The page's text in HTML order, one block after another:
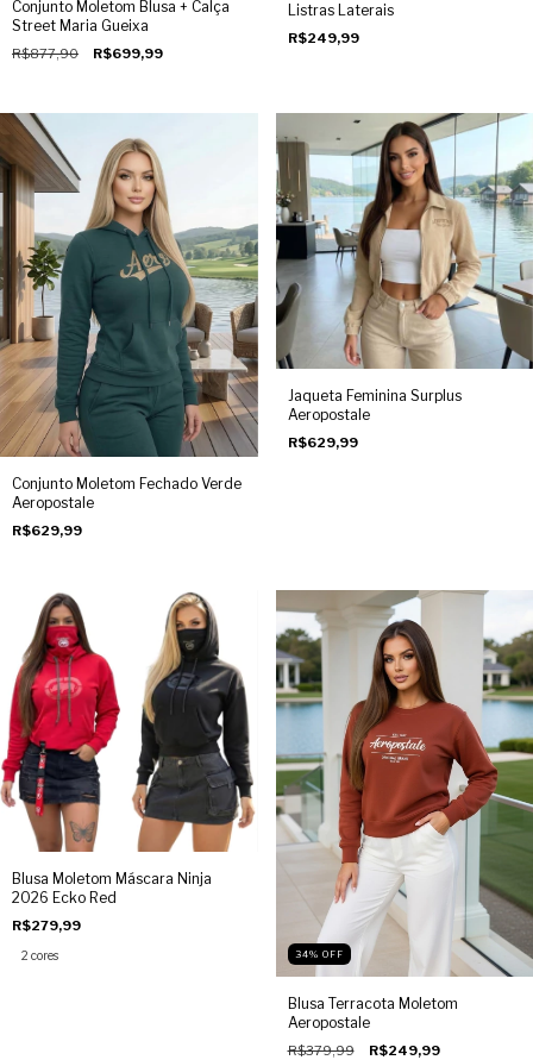
Conjunto Moletom Blusa + Calça
Street Maria Gueixa
R$877,90 R$699,99
Listras Laterais
R$249,99
Conjunto Moletom Fechado Verde
Aeropostale
R$629,99
Jaqueta Feminina Surplus
Aeropostale
R$629,99
Blusa Moletom Máscara Ninja
2026 Ecko Red
R$279,99
2 cores 34% OFF
Blusa Terracota Moletom
Aeropostale
R$379,99 R$249,99